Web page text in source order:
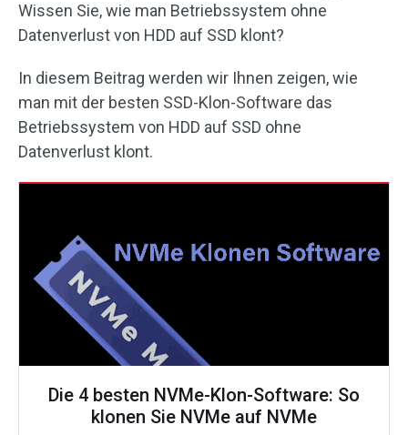
Wissen Sie, wie man Betriebssystem ohne
Datenverlust von HDD auf SSD klont?
In diesem Beitrag werden wir Ihnen zeigen, wie
man mit der besten SSD-Klon-Software das
Betriebssystem von HDD auf SSD ohne
Datenverlust klont.
Die 4 besten NVMe-Klon-Software: So
klonen Sie NVMe auf NVMe